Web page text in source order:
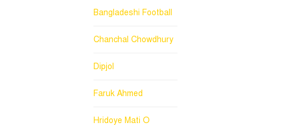
Bangladeshi Football
Chanchal Chowdhury
Dipjol
Faruk Ahmed
Hridoye Mati O